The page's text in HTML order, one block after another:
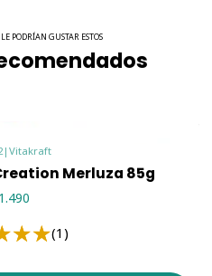
PODRÍAN GUSTAR ESTOS
| Vitakraft
Merluza 85g
(1)